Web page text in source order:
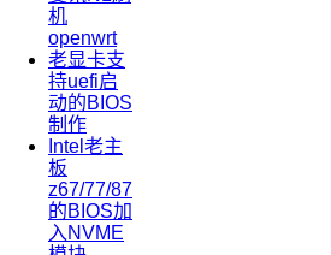
机
openwrt
老显卡支
持uefi启
动的BIOS
制作
Intel老主
板
z67/77/87
的BIOS加
入NVME